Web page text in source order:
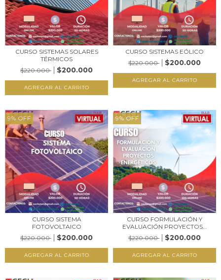
CURSO SISTEMAS SOLARES
TÉRMICOS
$220.000
$200.000
CURSO SISTEMAS EÓLICO
$220.000
$200.000
9% OFF
CURSO SISTEMA
FOTOVOLTAICO
$220.000
$200.000
9% OFF
CURSO FORMULACIÓN Y
EVALUACIÓN PROYECTOS...
$220.000
$200.000